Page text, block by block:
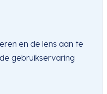
en de lens aan te
gebruikservaring